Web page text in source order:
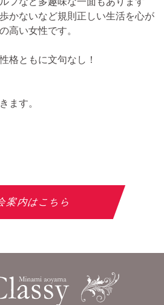
かないなど規則正しい生活を心が
高い女性です。
格ともに文句なし！
ます。
案内はこちら